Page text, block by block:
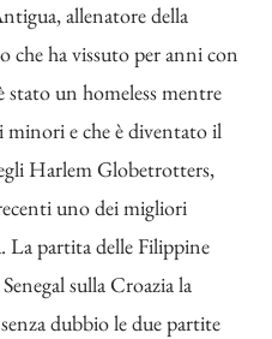
allenatore della
che ha vissuto per anni con
un homeless mentre
minori e che è diventato il
Harlem Globetrotters,
uno dei migliori
partita delle Filippine
sulla Croazia la
dubbio le due partite